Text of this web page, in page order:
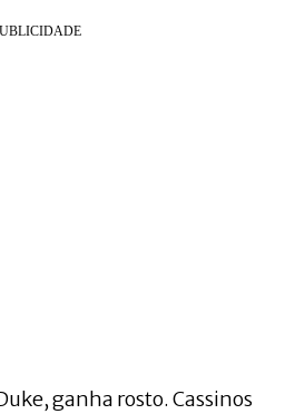
ganha rosto. Cassinos